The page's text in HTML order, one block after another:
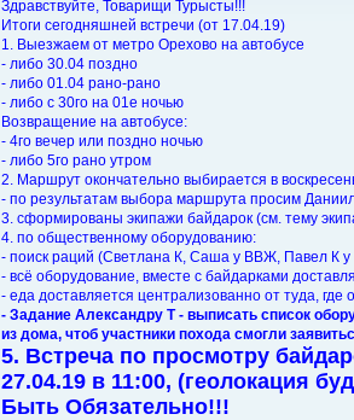
Здравствуйте, Товарищи Турысты!!!
Итоги сегодняшней встречи (от 17.04.19)
1. Выезжаем от метро Орехово на автобусе
- либо 30.04 поздно
- либо 01.04 рано-рано
- либо с 30го на 01е ночью
Возвращение на автобусе:
- 4го вечер или поздно ночью
- либо 5го рано утром
2. Маршрут окончательно выбирается в
- по результатам выбора маршрута просим
3. сформированы экипажи байдарок (см. тему
4. по общественному оборудованию:
- поиск раций (Светлана К, Саша у ВВЖ, Павел К у
- всё оборудование, вместе с байдарками
- еда доставляется централизованно от туда, где
- Задание Александру Т - выписать список
из дома, чтоб участники похода смогли
5. Встреча по просмотру
27.04.19 в 11:00, (геолокация
Быть Обязательно!!!